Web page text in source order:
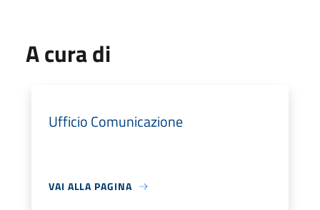
A cura di
Ufficio Comunicazione
VAI ALLA PAGINA